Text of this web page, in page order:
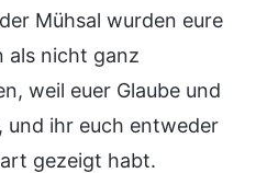
Mühsal wurden eure
als nicht ganz
weil euer Glaube und
und ihr euch entweder
gezeigt habt.